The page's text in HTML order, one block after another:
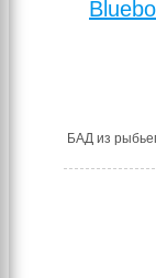
БАД из